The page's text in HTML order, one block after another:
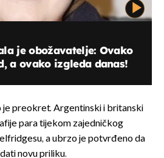
je obožavatelje: Ovako
a ovako izgleda danas!
preokret. Argentinski i britanski
para tijekom zajedničkog
a ubrzo je potvrđeno da
novu priliku.